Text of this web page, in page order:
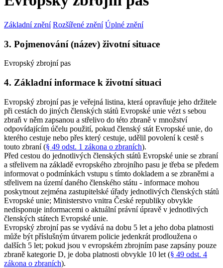
Základní znění Rozšířené znění Úplné znění
3. Pojmenování (název) životní situace
Evropský zbrojní pas
4. Základní informace k životní situaci
Evropský zbrojní pas je veřejná listina, která opravňuje jeho držitele
při cestách do jiných členských států Evropské unie vézt s sebou
zbraň v něm zapsanou a střelivo do této zbraně v množství
odpovídajícím účelu použití, pokud členský stát Evropské unie, do
kterého cestuje nebo přes který cestuje, udělil povolení k cestě s
touto zbraní (§ 49 odst. 1 zákona o zbraních).
Před cestou do jednotlivých členských států Evropské unie se zbraní
a střelivem na základě evropského zbrojního pasu je třeba se předem
informovat o podmínkách vstupu s tímto dokladem a se zbraněmi a
střelivem na území daného členského státu - informace mohou
poskytnout zejména zastupitelské úřady jednotlivých členských států
Evropské unie; Ministerstvo vnitra České republiky obvykle
nedisponuje informacemi o aktuální právní úpravě v jednotlivých
členských státech Evropské unie.
Evropský zbrojní pas se vydává na dobu 5 let a jeho doba platnosti
může být příslušným útvarem policie jedenkrát prodloužena o
dalších 5 let; pokud jsou v evropském zbrojním pase zapsány pouze
zbraně kategorie D, je doba platnosti obvykle 10 let (§ 49 odst. 4
zákona o zbraních).